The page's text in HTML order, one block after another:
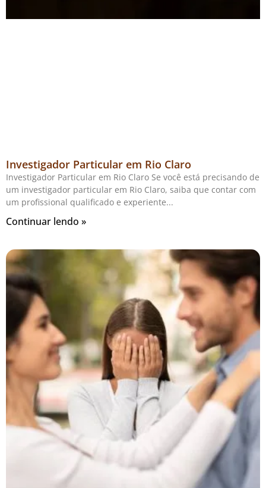
Investigador Particular em Rio Claro
Investigador Particular em Rio Claro Se você está precisando de
um investigador particular em Rio Claro, saiba que contar com
um profissional qualificado e experiente
Continuar lendo »